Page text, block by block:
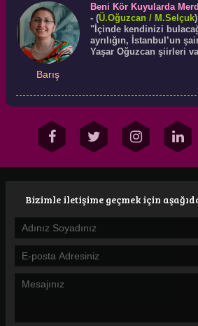
Barış
Beni Kör Kuyularda
- (Ü.Oğuzcan/ M.Selçuk)
"İçinde kendinizi
ayrılığın, İstanbul’un
Yaşar Oğuzcan şiirleri
Bizimle iletişime geçmek için